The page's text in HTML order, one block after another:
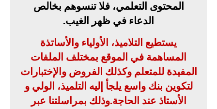
المحتوى التعلمي، فلا تنسوهم بخالص
الدعاء في ظهر الغيب.
يستطيع التلاميذ، الأولياء والأساتذة
المساهمة في الموقع بمختلف الملفات
المفيدة للمتعلم وكذلك الفروض والإختبارات
لتكوين بنك واسع يلجأ إليه التلميذ، الولي و
الأستاذ عند الحاجة.وذلك بمراسلتنا عبر